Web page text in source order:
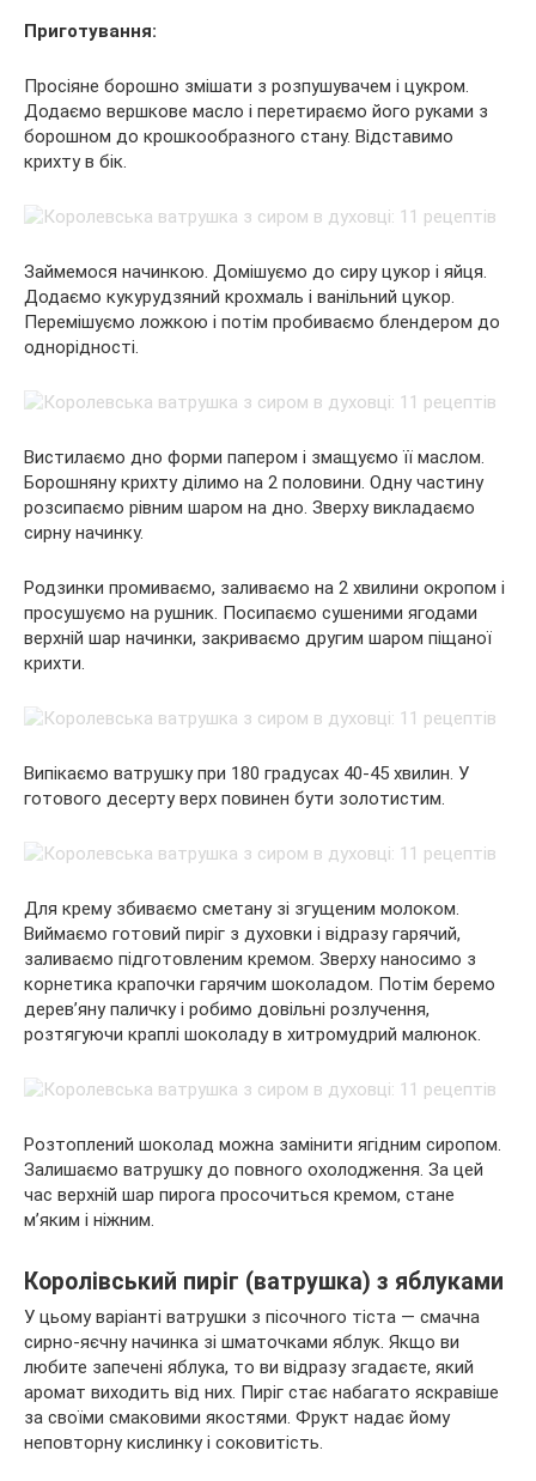
Приготування:
Просіяне борошно змішати з розпушувачем і цукром.
Додаємо вершкове масло і перетираємо його руками з
борошном до крошкообразного стану. Відставимо
крихту в бік.
Займемося начинкою. Домішуємо до сиру цукор і яйця.
Додаємо кукурудзяний крохмаль і ванільний цукор.
Перемішуємо ложкою і потім пробиваємо блендером до
однорідності.
Вистилаємо дно форми папером і змащуємо її маслом.
Борошняну крихту ділимо на 2 половини. Одну частину
розсипаємо рівним шаром на дно. Зверху викладаємо
сирну начинку.
Родзинки промиваємо, заливаємо на 2 хвилини окропом і
просушуємо на рушник. Посипаємо сушеними ягодами
верхній шар начинки, закриваємо другим шаром піщаної
крихти.
Випікаємо ватрушку при 180 градусах 40-45 хвилин. У
готового десерту верх повинен бути золотистим.
Для крему збиваємо сметану зі згущеним молоком.
Виймаємо готовий пиріг з духовки і відразу гарячий,
заливаємо підготовленим кремом. Зверху наносимо з
корнетика крапочки гарячим шоколадом. Потім беремо
дерев’яну паличку і робимо довільні розлучення,
розтягуючи краплі шоколаду в хитромудрий малюнок.
Розтоплений шоколад можна замінити ягідним сиропом.
Залишаємо ватрушку до повного охолодження. За цей
час верхній шар пирога просочиться кремом, стане
м’яким і ніжним.
Королівський пиріг (ватрушка) з яблуками
У цьому варіанті ватрушки з пісочного тіста — смачна
сирно-яєчну начинка зі шматочками яблук. Якщо ви
любите запечені яблука, то ви відразу згадаєте, який
аромат виходить від них. Пиріг стає набагато яскравіше
за своїми смаковими якостями. Фрукт надає йому
неповторну кислинку і соковитість.